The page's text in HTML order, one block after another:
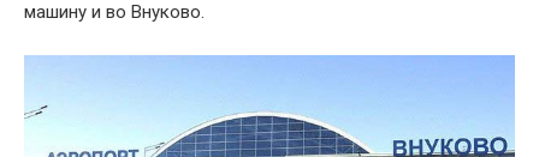
машину и во Внуково.